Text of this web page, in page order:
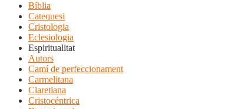
Bíblia
Catequesi
Cristologia
Eclesiologia
Espiritualitat
Autors
Camí de perfeccionament
Carmelitana
Claretiana
Cristocéntrica